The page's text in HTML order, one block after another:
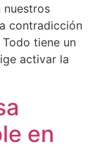
nuestros
contradicción
tiene un
activar la
en